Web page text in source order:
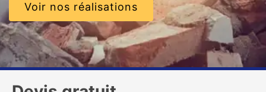
Voir nos réalisations